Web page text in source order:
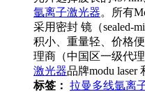
氩离子激光器。所有
采用密封 镜（sealed-
积小、重量轻、价格便
理商（中国区一级代
激光器品牌modu laser
标签： 拉曼多线氩离